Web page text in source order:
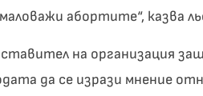
абортите“, казва
на организация
да се изрази мнение